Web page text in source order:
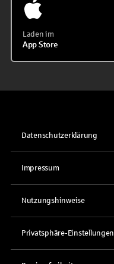
Laden im
App Store
Datenschutzerklärung
Impressum
Nutzungshinweise
Privatsphäre-Einstellungen